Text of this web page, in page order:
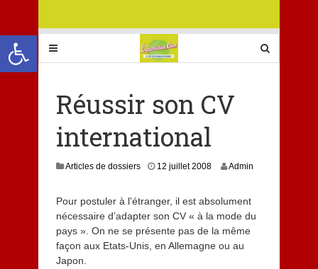
Ouvrir la barre d’outils
Réussir son CV
international
Articles de dossiers 12 juillet 20088
i
l
l
e
Admin
Pour postuler à l’étranger, il est absolument
nécessaire d’adapter son CV « à la mode du
pays ». On ne se présente pas de la même
façon aux Etats-Unis, en Allemagne ou au
Japon.